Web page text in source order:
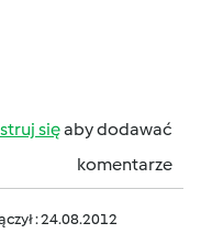
sięaby dodawać
komentarze
: 24.08.2012